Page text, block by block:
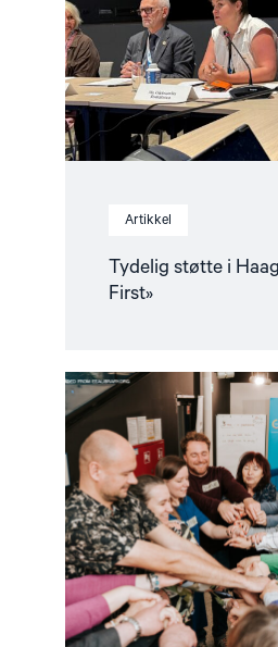
Artikkel
Tydelig støtte i
First»
til
First»"
Read
article
med
nytt
for
EØS-
–